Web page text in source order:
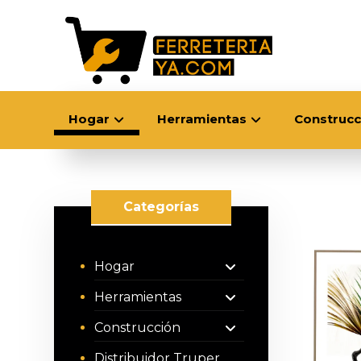
Hogar Herramientas
Categorías
Hogar
Herramientas
Construcción